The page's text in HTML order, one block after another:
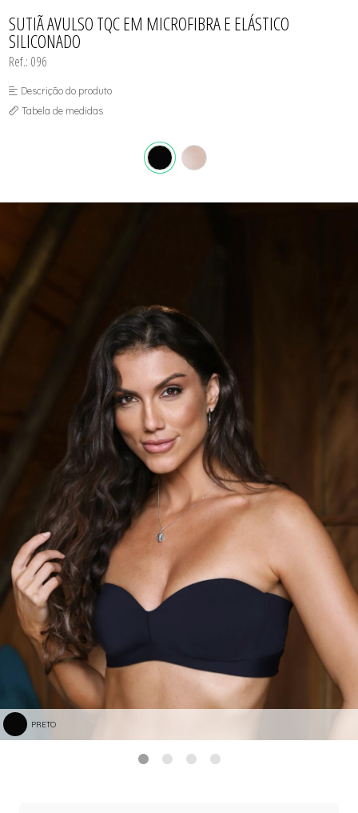
MATERNIDADE
SEM COSTURA
TOP
SUTIÃ AVULSO TQC EM MICROFIBRA E ELÁSTICO
SILICONADO
Ref.: 096
Descrição do produto
Tabela de medidas
PRETO